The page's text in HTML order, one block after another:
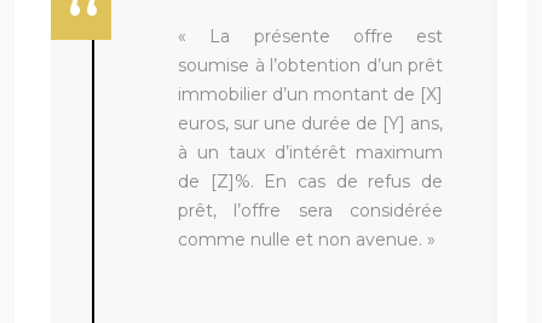
« La présente offre est
soumise à l’obtention d’un prêt
immobilier d’un montant de [X]
euros, sur une durée de [Y] ans,
à un taux d’intérêt maximum
de [Z]%. En cas de refus de
prêt, l’offre sera considérée
comme nulle et non avenue. »